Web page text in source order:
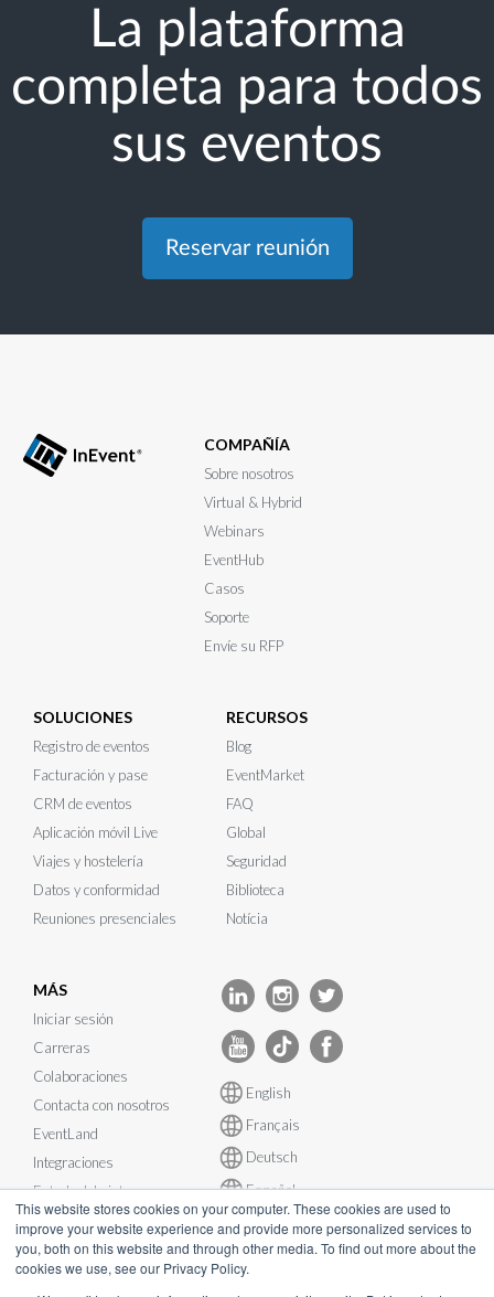
This website stores cookies on your computer. These cookies are used to
improve your website experience and provide more personalized services to
you, both on this website and through other media. To find out more about the
cookies we use, see our Privacy Policy.
La plataforma
completa para todos
sus eventos
Reservar reunión
COMPAÑÍA
Sobre nosotros
Virtual & Hybrid
Webinars
EventHub
Casos
Soporte
Envíe su RFP
SOLUCIONES
Registro de eventos
Facturación y pase
CRM de eventos
Aplicación móvil Live
Viajes y hostelería
Datos y conformidad
Reuniones presenciales
RECURSOS
Blog
EventMarket
FAQ
Global
Seguridad
Biblioteca
Notícia
MÁS
Iniciar sesión
Carreras
Colaboraciones
Contacta con nosotros
EventLand
Integraciones
Estado del sistema
English
Français
Deutsch
Español